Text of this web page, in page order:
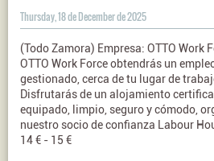
Thursday, 18 de December de 2025
(Todo Zamora) Empresa: OTTO Work
OTTO Work Force obtendrás un
gestionado, cerca de tu lugar de
Disfrutarás de un alojamiento
equipado, limpio, seguro y cómodo,
nuestro socio de confianza Labour
14 € - 15 €